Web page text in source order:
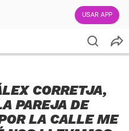
USAR APP
CORRETJA,
PAREJA DE
LA CALLE ME